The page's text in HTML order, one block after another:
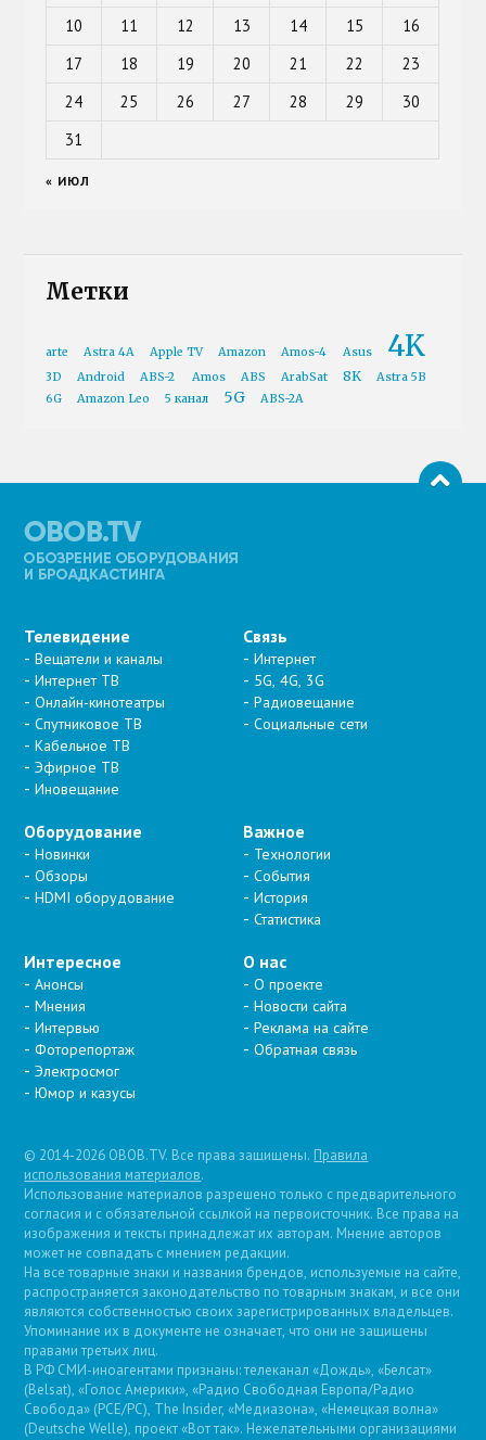
10
11 12 13 14 15
16
17
18 19 20 21 22
23
24
25 26 27 28 29
30
31
« ИЮЛ
Метки
arte Astra 4A Apple TV Amazon Amos-4 Asus 4K
3D Android ABS-2 Amos ABS ArabSat 8K
Astra 5B
6G
Amazon Leo 5 канал 5G ABS-2A
Телевидение
Вещатели и каналы
Интернет ТВ
Онлайн-кинотеатры
Спутниковое ТВ
Кабельное ТВ
Эфирное ТВ
Иновещание
Связь
Интернет
5G, 4G, 3G
Радиовещание
Социальные сети
Оборудование
Новинки
Обзоры
HDMI оборудование
Важное
Технологии
События
История
Статистика
Интересное
Анонсы
Мнения
Интервью
Фоторепортаж
Электросмог
Юмор и казусы
О нас
О проекте
Новости сайта
Реклама на сайте
Обратная связь
© 2014-2026 OBOB.TV. Все права защищены. Правила
использования материалов.
Использование материалов разрешено только с предварительного
согласия и с обязательной ссылкой на первоисточник. Все права на
изображения и тексты принадлежат их авторам. Мнение авторов
может не совпадать с мнением редакции.
На все товарные знаки и названия брендов, используемые на сайте,
распространяется законодательство по товарным знакам, и все они
являются собственностью своих зарегистрированных владельцев.
Упоминание их в документе не означает, что они не защищены
правами третьих лиц.
В РФ СМИ-иноагентами признаны: телеканал «Дождь», «Белсат»
(Belsat), «Голос Америки», «Радио Свободная Европа/Радио
Свобода» (PCE/PC), The Insider, «Медиазона», «Немецкая волна»
(Deutsche Welle), проект «Вот так». Нежелательными организациями